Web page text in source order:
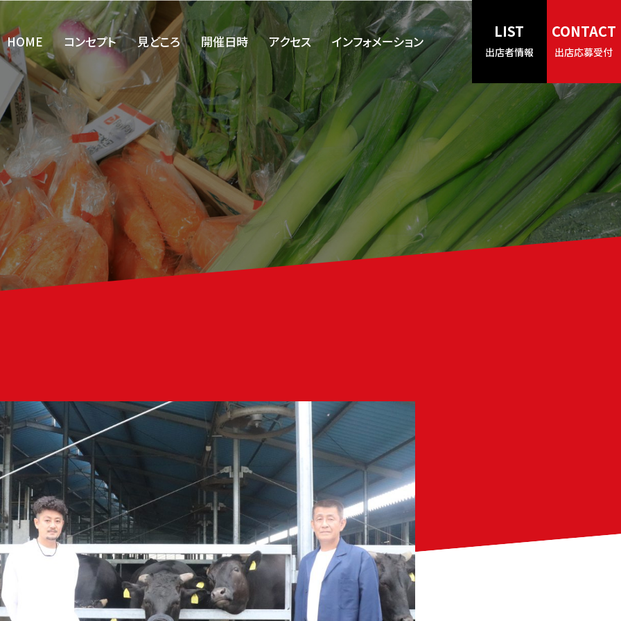
HOME コンセプト 見どころ 開催日時 アクセス インフォメーション
LIST
出店者情報
CONTACT
出店応募受付